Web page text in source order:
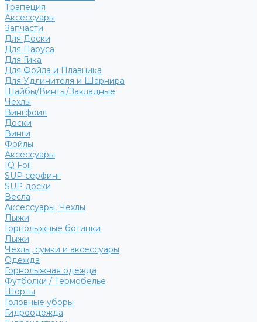
Трапеция
Аксессуары
Запчасти
Для Доски
Для Паруса
Для Гика
Для Фойла и Плавника
Для Удлинителя и Шарнира
Шайбы/Винты/Закладные
Чехлы
Вингфоил
Доски
Винги
Фойлы
Аксессуары
IQ Foil
SUP серфинг
SUP доски
Весла
Аксессуары, Чехлы
Лыжи
Горнолыжные ботинки
Лыжи
Чехлы, сумки и аксессуары
Одежда
Горнолыжная одежда
Футболки / Термобелье
Шорты
Головные уборы
Гидроодежда